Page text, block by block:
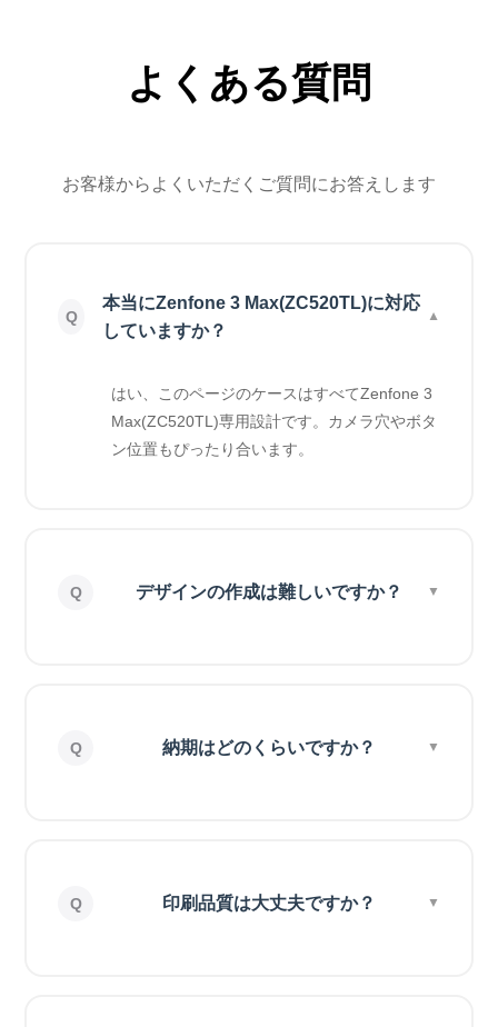
よくある質問
お客様からよくいただくご質問にお答えします
本当にZenfone 3 Max(ZC520TL)に対応
していますか？
はい、このページのケースはすべてZenfone 3
Max(ZC520TL)専用設計です。カメラ穴やボタ
ン位置もぴったり合います。
デザインの作成は難しいですか？
納期はどのくらいですか？
印刷品質は大丈夫ですか？